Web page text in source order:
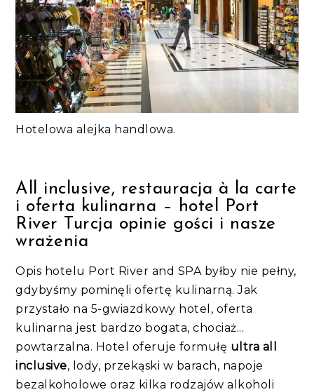
Hotelowa alejka handlowa.
All inclusive, restauracja à la carte
i oferta kulinarna – hotel Port
River Turcja opinie gości i nasze
wrażenia
Opis hotelu Port River and SPA byłby nie pełny,
gdybyśmy pominęli ofertę kulinarną. Jak
przystało na 5-gwiazdkowy hotel, oferta
kulinarna jest bardzo bogata, chociaż...
powtarzalna. Hotel oferuje formułę ultra all
inclusive, lody, przekąski w barach, napoje
bezalkoholowe oraz kilka rodzajów alkoholi